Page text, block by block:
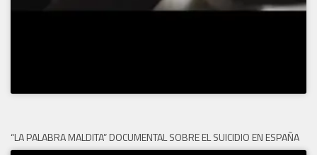
“LA PALABRA MALDITA” DOCUMENTAL SOBRE EL SUICIDIO EN ESPAÑA